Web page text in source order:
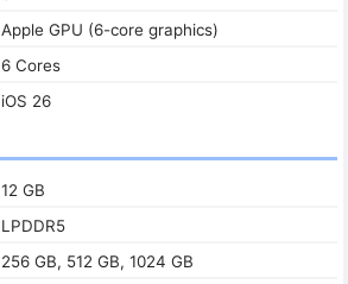
Apple GPU (6-core graphics)
6 Cores
iOS 26
12 GB
LPDDR5
256 GB, 512 GB, 1024 GB